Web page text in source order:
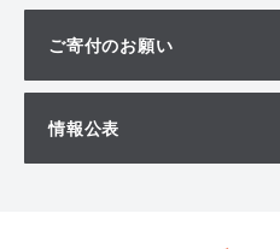
ご寄付のお願い
情報公表